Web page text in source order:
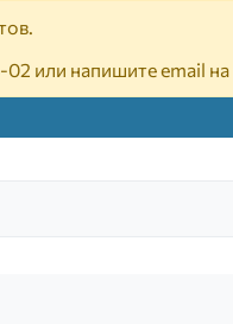
02 или напишите email на